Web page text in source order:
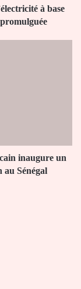
à base
inaugure un
Sénégal